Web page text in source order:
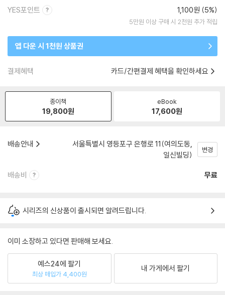
YES포인트 1,100원 (5%)
5만원 이상 구매 시 2천원 추가 적립
앱 다운 시 1천원 상품권
결제혜택 카드/간편결제 혜택을 확인하세요
종이책
19,800원
eBook
17,600원
배송안내
서울특별시 영등포구 은행로 11(여의도동,
일신빌딩)
변경
배송비 무료
시리즈의 신상품이 출시되면 알려드립니다.
이미 소장하고 있다면 판매해 보세요.
예스24에 팔기
최상 매입가 4,400원
내 가게에서 팔기